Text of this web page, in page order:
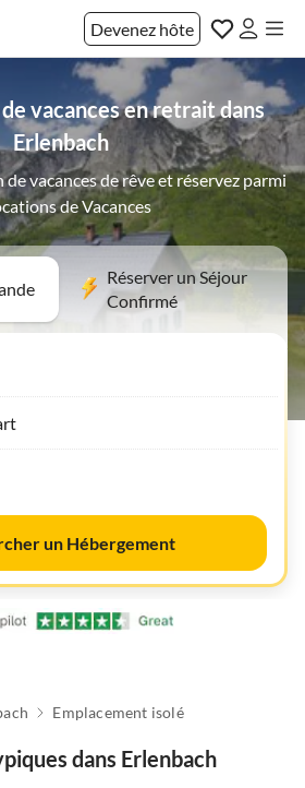
Devenez hôte
vacances en retrait dans
Erlenbach
vacances de rêve et réservez parmi
de Vacances
Réserver un Séjour
Confirmé
un Hébergement
Emplacement isolé
dans Erlenbach